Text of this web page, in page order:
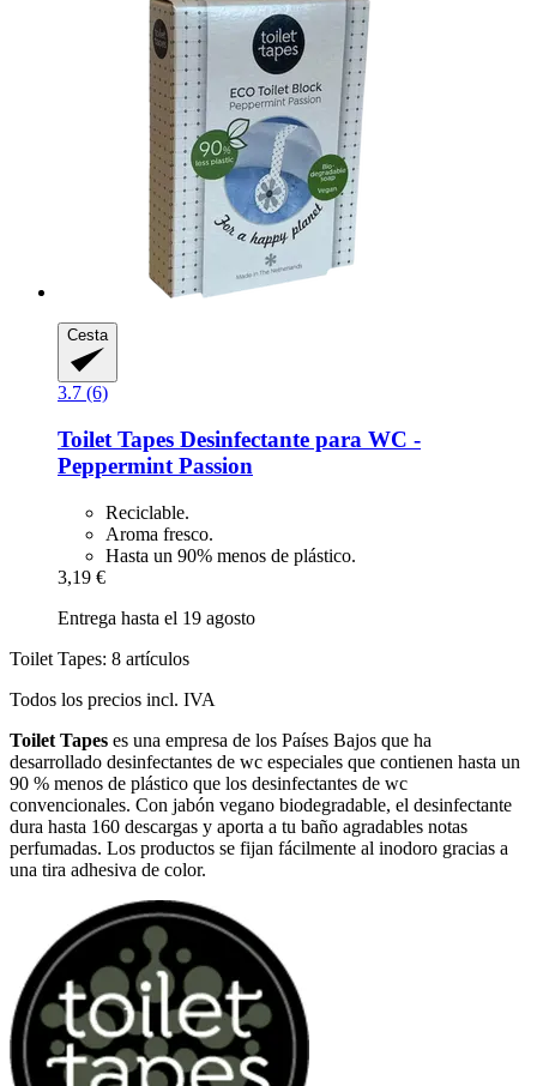
Cesta
3.7 (6)
Toilet Tapes Desinfectante para WC -​
Peppermint Passion
Reciclable.
Aroma fresco.
Hasta un 90% menos de plástico.
3,19 €
Entrega hasta el 19 agosto
Toilet Tapes: 8 artículos
Todos los precios incl. IVA
Toilet Tapes es una empresa de los Países Bajos que ha
desarrollado desinfectantes de wc especiales que contienen hasta un
90 % menos de plástico que los desinfectantes de wc
convencionales. Con jabón vegano biodegradable, el desinfectante
dura hasta 160 descargas y aporta a tu baño agradables notas
perfumadas. Los productos se fijan fácilmente al inodoro gracias a
una tira adhesiva de color.